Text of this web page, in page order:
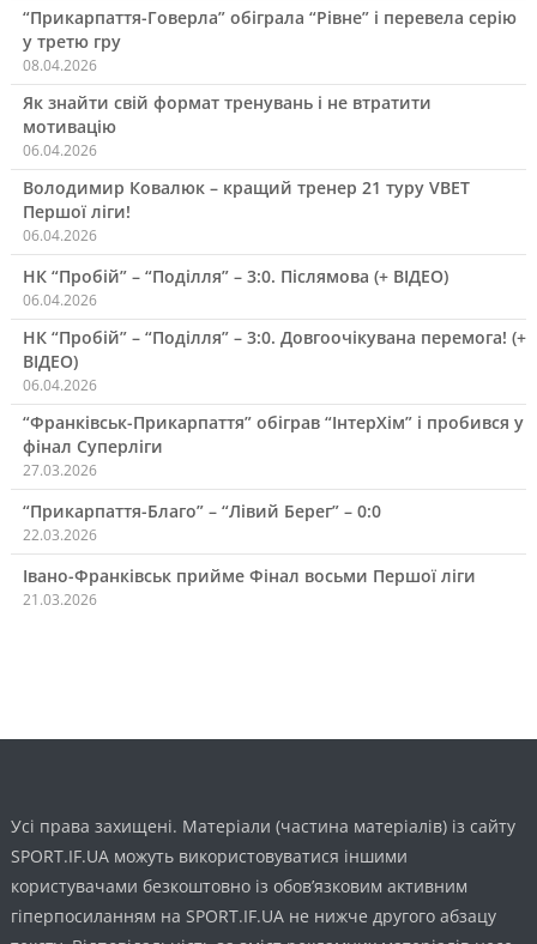
“Прикарпаття-Говерла” обіграла “Рівне” і перевела серію
у третю гру
08.04.2026
Як знайти свій формат тренувань і не втратити
мотивацію
06.04.2026
Володимир Ковалюк – кращий тренер 21 туру VBET
Першої ліги!
06.04.2026
НК “Пробій” – “Поділля” – 3:0. Післямова (+ ВІДЕО)
06.04.2026
НК “Пробій” – “Поділля” – 3:0. Довгоочікувана перемога! (+
ВІДЕО)
06.04.2026
“Франківськ-Прикарпаття” обіграв “ІнтерХім” і пробився у
фінал Суперліги
27.03.2026
“Прикарпаття-Благо” – “Лівий Берег” – 0:0
22.03.2026
Івано-Франківськ прийме Фінал восьми Першої ліги
21.03.2026
Усі права захищені. Матеріали (частина матеріалів) із сайту
SPORT.IF.UA можуть використовуватися іншими
користувачами безкоштовно із обов’язковим активним
гіперпосиланням на SPORT.IF.UA не нижче другого абзацу